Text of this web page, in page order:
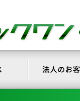
サービス